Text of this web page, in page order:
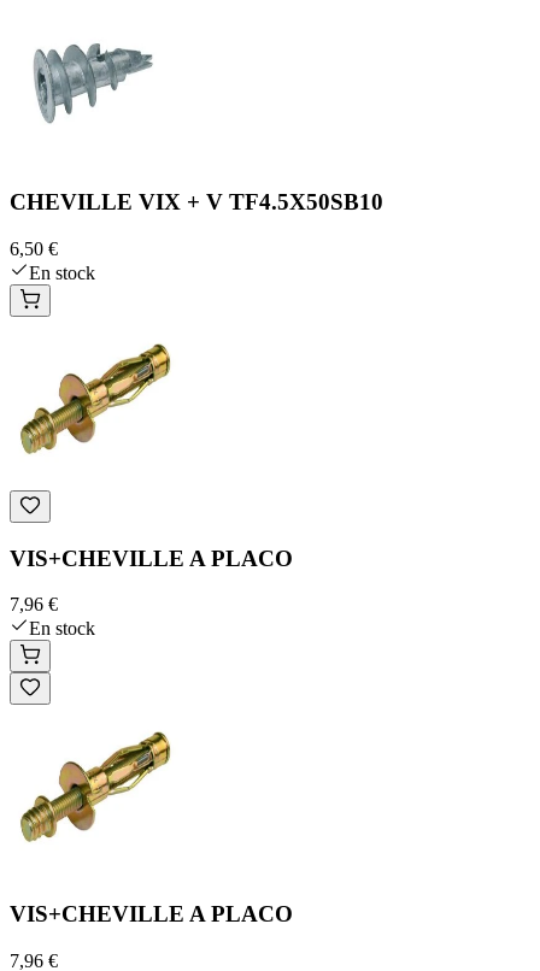
CHEVILLE VIX + V TF4.5X50SB10
6,50 €
En stock
VIS+CHEVILLE A PLACO
7,96 €
En stock
VIS+CHEVILLE A PLACO
7,96 €